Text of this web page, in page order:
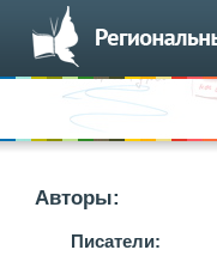
Авторы:
Писатели: